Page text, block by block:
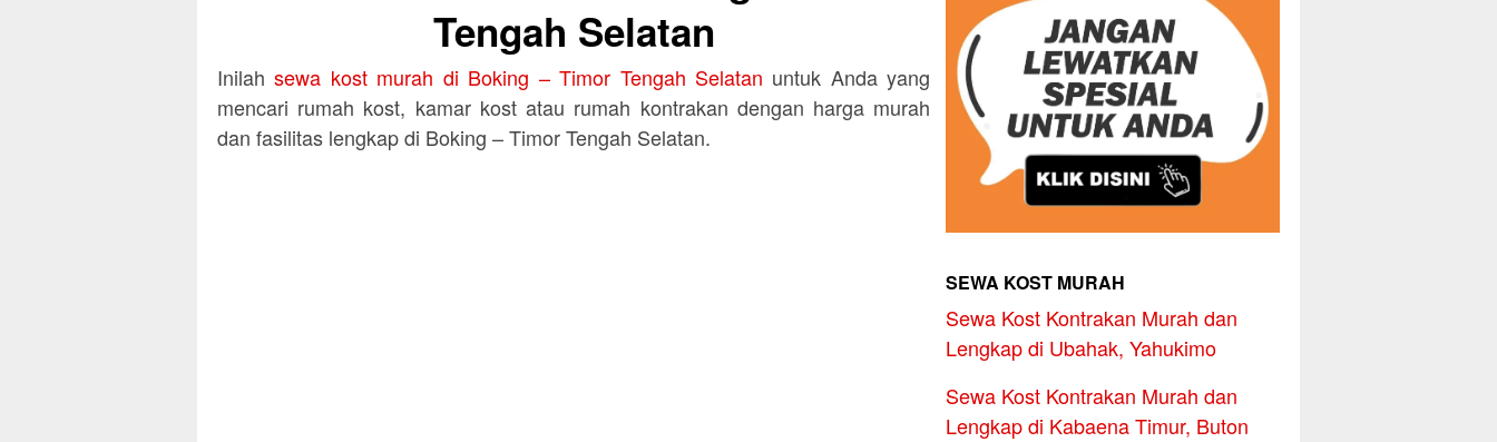
Tengah Selatan
Inilahsewa kost murah di Boking – Timor Tengah Selatan untuk Anda yang
mencari rumah kost, kamar kost atau rumah kontrakan dengan harga murah
dan fasilitas lengkap di Boking – Timor Tengah Selatan.
SEWA KOST MURAH
Sewa Kost Kontrakan Murah dan
Lengkap di Ubahak, Yahukimo
Sewa Kost Kontrakan Murah dan
Lengkap di Kabaena Timur, Buton